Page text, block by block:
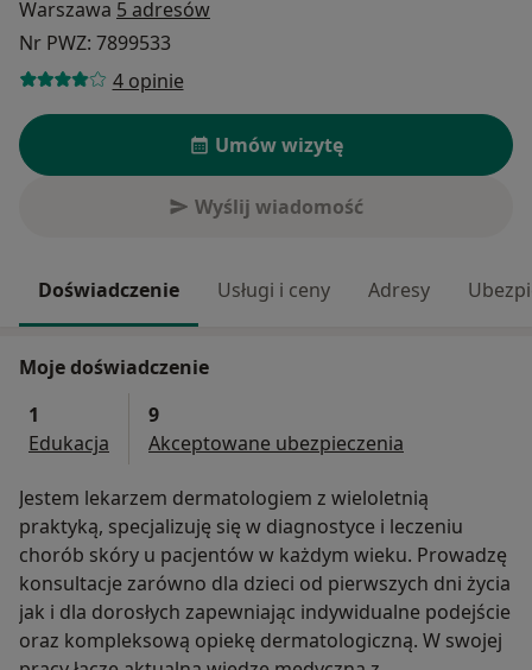
Warszawa 5 adresów
Nr PWZ: 7899533
4 opinie
Umów wizytę
Wyślij wiadomość
Doświadczenie Usługi i ceny Adresy
Moje doświadczenie
1
Edukacja
9
Akceptowane ubezpieczenia
Jestem lekarzem dermatologiem z wieloletnią
praktyką, specjalizuję się w diagnostyce i leczeniu
chorób skóry u pacjentów w każdym wieku. Prowadzę
konsultacje zarówno dla dzieci od pierwszych dni życia
jak i dla dorosłych zapewniając indywidualne podejście
oraz kompleksową opiekę dermatologiczną. W swojej